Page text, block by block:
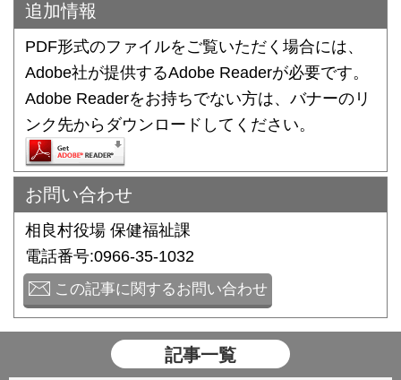
追加情報
PDF形式のファイルをご覧いただく場合には、
Adobe社が提供するAdobe Readerが必要です。
Adobe Readerをお持ちでない方は、バナーのリ
ンク先からダウンロードしてください。
お問い合わせ
相良村役場 保健福祉課
電話番号:0966-35-1032
この記事に関するお問い合わせ
記事一覧